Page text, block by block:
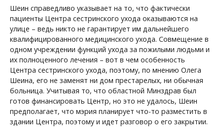
Шеин справедливо указывает на то, что фактически
пациенты Центра сестринского ухода оказываются на
улице – ведь никто не гарантирует им дальнейшего
квалифицированного медицинского ухода. Совмещение в
одном учреждении функций ухода за пожилыми людьми и
их полноценного лечения – вот в чем особенность
Центра сестринского ухода, поэтому, по мнению Олега
Шеина, его не заменят ни дом престарелых, ни обычная
больница. Учитывая то, что областной Минздрав был
готов финансировать Центр, но это не удалось, Шеин
предполагает, что мэрия планирует что-то разместить в
здании Центра, поэтому и идет разговор о его закрытии.